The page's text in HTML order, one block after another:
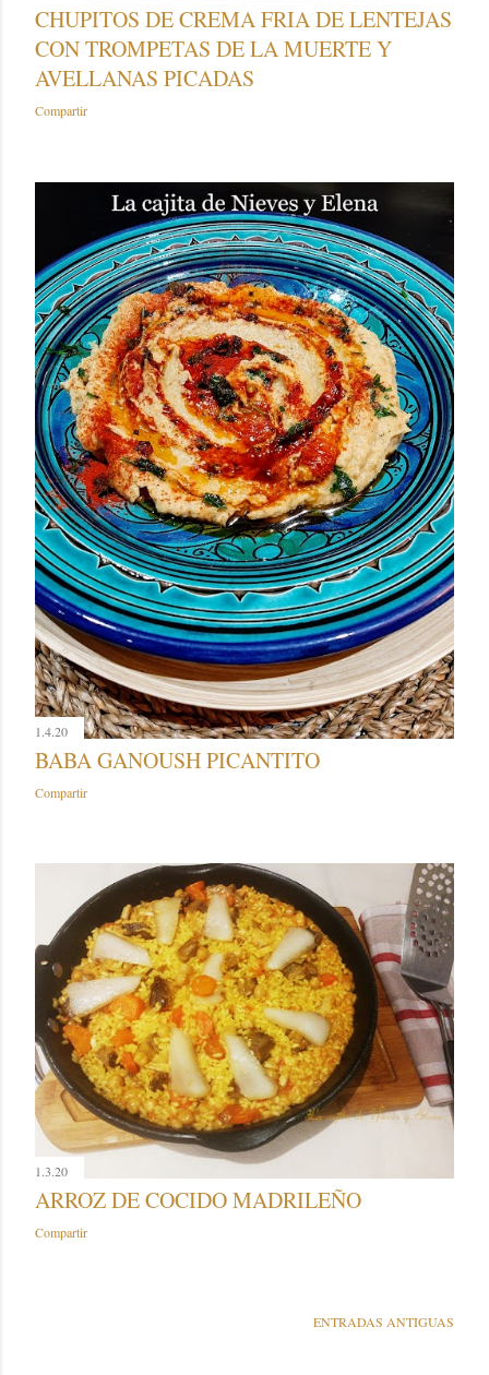
CHUPITOS DE CREMA FRIA DE LENTEJAS
CON TROMPETAS DE LA MUERTE Y
AVELLANAS PICADAS
Compartir
1.4.20
BABA GANOUSH PICANTITO
Compartir
1.3.20
ARROZ DE COCIDO MADRILEÑO
Compartir
ENTRADAS ANTIGUAS